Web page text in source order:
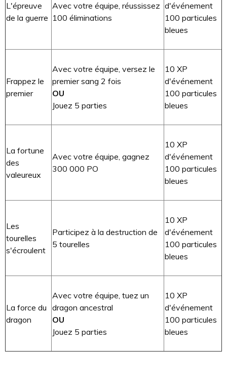
L'épreuve
de la guerre
Avec votre équipe, réussissez
100 éliminations
d'événement
100 particules
bleues
Frappez le
premier
Avec votre équipe, versez le
premier sang 2 fois
OU
Jouez 5 parties
10 XP
d'événement
100 particules
bleues
La fortune
des
valeureux
Avec votre équipe, gagnez
300 000 PO
10 XP
d'événement
100 particules
bleues
Les
tourelles
s'écroulent
Participez à la destruction de
5 tourelles
10 XP
d'événement
100 particules
bleues
La force du
dragon
Avec votre équipe, tuez un
dragon ancestral
OU
Jouez 5 parties
10 XP
d'événement
100 particules
bleues